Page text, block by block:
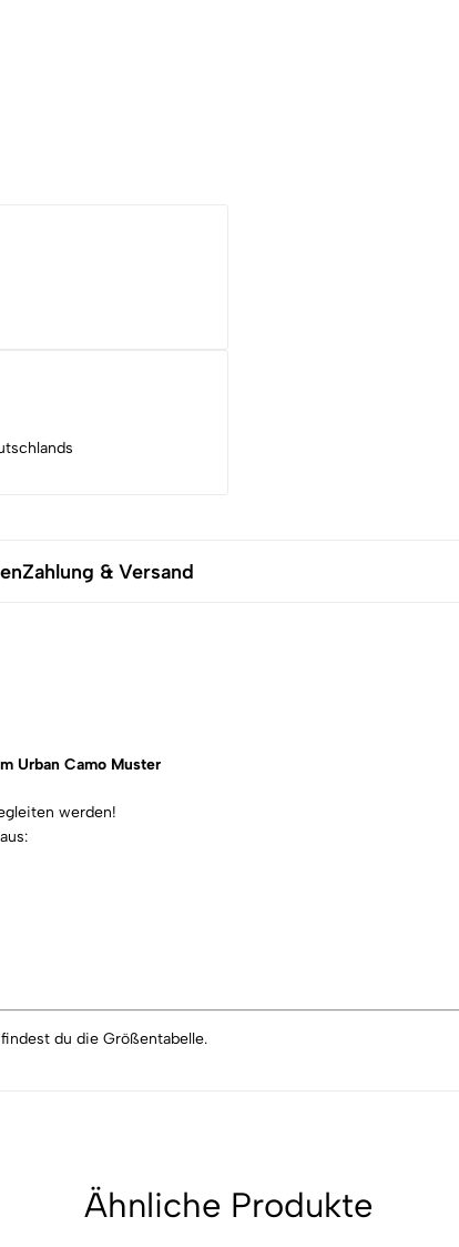
Zahlung & Versand
Urban Camo Muster
werden!
du die Größentabelle.
Ähnliche Produkte